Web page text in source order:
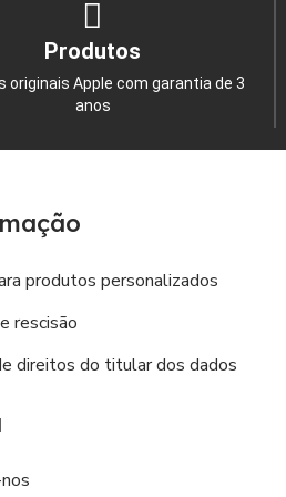
Produtos
originais Apple com garantia de 3
anos
produtos personalizados
rescisão
direitos do titular dos dados